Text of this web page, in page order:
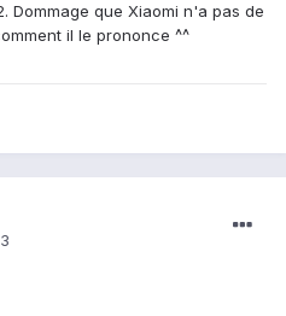
Dommage que Xiaomi n'a pas de
il le prononce ^^